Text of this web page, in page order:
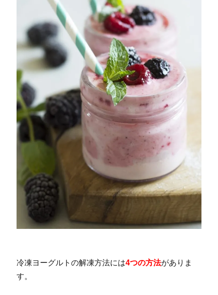
冷凍ヨーグルトの解凍方法には4つの方法がありま
す。